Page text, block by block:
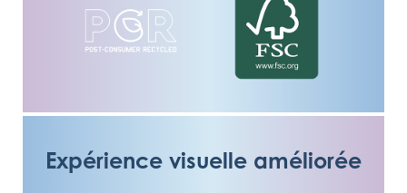
Expérience visuelle améliorée